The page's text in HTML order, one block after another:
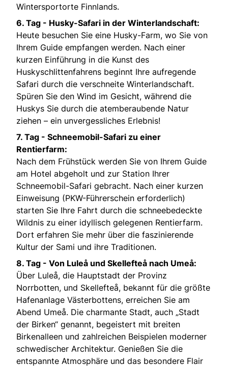
Wintersportorte Finnlands.
6. Tag - Husky-Safari in der Winterlandschaft:
Heute besuchen Sie eine Husky-Farm, wo Sie von
Ihrem Guide empfangen werden. Nach einer
kurzen Einführung in die Kunst des
Huskyschlittenfahrens beginnt Ihre aufregende
Safari durch die verschneite Winterlandschaft.
Spüren Sie den Wind im Gesicht, während die
Huskys Sie durch die atemberaubende Natur
ziehen – ein unvergessliches Erlebnis!
7. Tag - Schneemobil-Safari zu einer
Rentierfarm:
Nach dem Frühstück werden Sie von Ihrem Guide
am Hotel abgeholt und zur Station Ihrer
Schneemobil-Safari gebracht. Nach einer kurzen
Einweisung (PKW-Führerschein erforderlich)
starten Sie Ihre Fahrt durch die schneebedeckte
Wildnis zu einer idyllisch gelegenen Rentierfarm.
Dort erfahren Sie mehr über die faszinierende
Kultur der Sami und ihre Traditionen.
8. Tag - Von Luleå und Skellefteå nach Umeå:
Über Luleå, die Hauptstadt der Provinz
Norrbotten, und Skellefteå, bekannt für die größte
Hafenanlage Västerbottens, erreichen Sie am
Abend Umeå. Die charmante Stadt, auch „Stadt
der Birken“ genannt, begeistert mit breiten
Birkenalleen und zahlreichen Beispielen moderner
schwedischer Architektur. Genießen Sie die
entspannte Atmosphäre und das besondere Flair